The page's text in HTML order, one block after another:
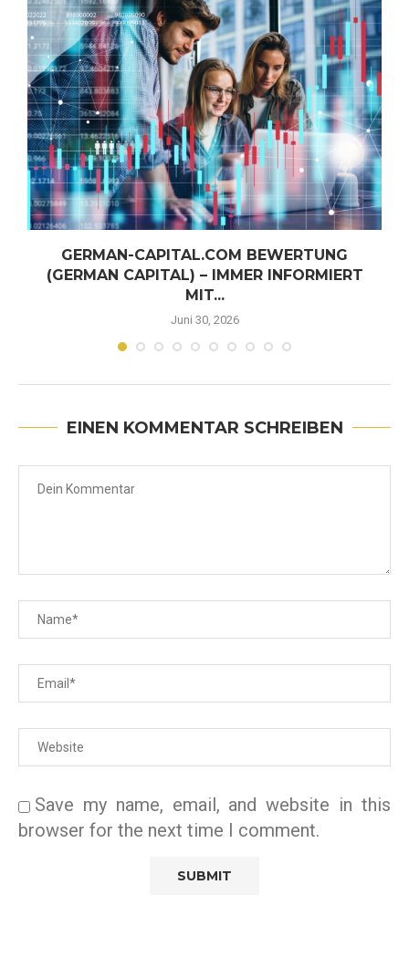
GERMAN-CAPITAL.COM BEWERTUNG
(GERMAN CAPITAL) – IMMER INFORMIERT
MIT...
Juni 30, 2026
EINEN KOMMENTAR SCHREIBEN
Save my name, email, and website in this
browser for the next time I comment.